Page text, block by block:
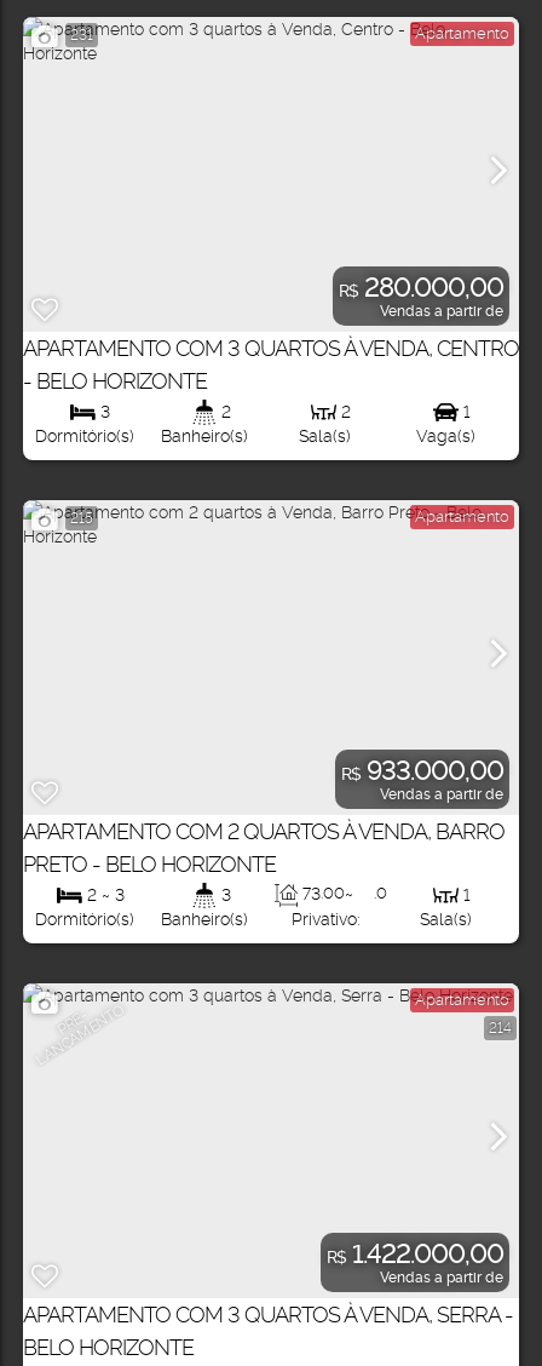
231 Apartamento
R$ 280.000,00
Vendas a partir de
APARTAMENTO COM 3 QUARTOS À VENDA, CENTRO
- BELO HORIZONTE
3
Dormitório(s)
2
Banheiro(s)
2
Sala(s)
1
Vaga(s)
215 Apartamento
R$ 933.000,00
Vendas a partir de
APARTAMENTO COM 2 QUARTOS À VENDA, BARRO
PRETO - BELO HORIZONTE
2 ~ 3
Dormitório(s)
3
Banheiro(s)
Privativo:
73.00~
100
.00
1
Sala(s)
P
R
É
-
L
A
N
Ç
A
M
E
N
T
O 214
Apartamento
R$ 1.422.000,00
Vendas a partir de
APARTAMENTO COM 3 QUARTOS À VENDA, SERRA -
BELO HORIZONTE